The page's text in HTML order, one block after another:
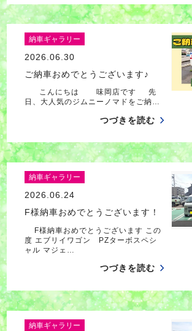
納車ギャラリー
2026.06.30
ご納車おめでとうございます♪
こんにちは 味岡店です 先
日、大人気のジムニーノマドをご納…
つづきを読む
納車ギャラリー
2026.06.24
F様納車おめでとうございます！
F様納車おめでとうございます この
度 エブリイワゴン PZターボスペシ
ャル マジェ…
つづきを読む
納車ギャラリー